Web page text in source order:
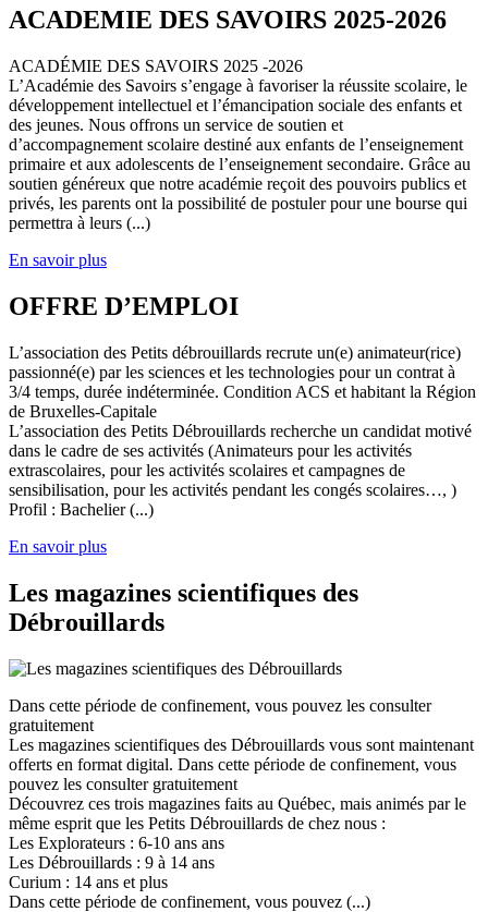
ACADEMIE DES SAVOIRS 2025-2026
ACADÉMIE DES SAVOIRS 2025 -2026
L’Académie des Savoirs s’engage à favoriser la réussite scolaire, le
développement intellectuel et l’émancipation sociale des enfants et
des jeunes. Nous offrons un service de soutien et
d’accompagnement scolaire destiné aux enfants de l’enseignement
primaire et aux adolescents de l’enseignement secondaire. Grâce au
soutien généreux que notre académie reçoit des pouvoirs publics et
privés, les parents ont la possibilité de postuler pour une bourse qui
permettra à leurs (...)
En savoir plus
OFFRE D’EMPLOI
L’association des Petits débrouillards recrute un(e) animateur(rice)
passionné(e) par les sciences et les technologies pour un contrat à
3/4 temps, durée indéterminée. Condition ACS et habitant la Région
de Bruxelles-Capitale
L’association des Petits Débrouillards recherche un candidat motivé
dans le cadre de ses activités (Animateurs pour les activités
extrascolaires, pour les activités scolaires et campagnes de
sensibilisation, pour les activités pendant les congés scolaires…, )
Profil : Bachelier (...)
En savoir plus
Les magazines scientifiques des
Débrouillards
Dans cette période de confinement, vous pouvez les consulter
gratuitement
Les magazines scientifiques des Débrouillards vous sont maintenant
offerts en format digital. Dans cette période de confinement, vous
pouvez les consulter gratuitement
Découvrez ces trois magazines faits au Québec, mais animés par le
même esprit que les Petits Débrouillards de chez nous :
Les Explorateurs : 6-10 ans ans
Les Débrouillards : 9 à 14 ans
Curium : 14 ans et plus
Dans cette période de confinement, vous pouvez (...)